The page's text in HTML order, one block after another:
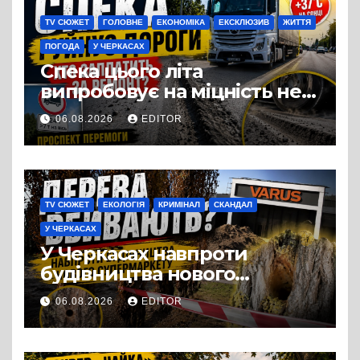
TV СЮЖЕТ ГОЛОВНЕ ЕКОНОМІКА ЕКСКЛЮЗИВ ЖИТТЯ
ПОГОДА У ЧЕРКАСАХ
Спека цього літа
випробовує на міцність не
лише людей, а й дороги
Черкас
06.08.2026 EDITOR
TV СЮЖЕТ ЕКОЛОГІЯ КРИМІНАЛ СКАНДАЛ
У ЧЕРКАСАХ
У Черкасах навпроти
будівництва нового
супермаркету VARUS на
проспекті Перемоги всохли
дерева. І це навряд чи
можна назвати
06.08.2026 EDITOR